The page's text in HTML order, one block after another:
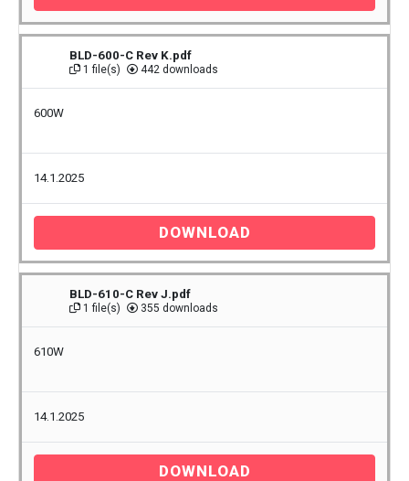
BLD-600-C Rev K.pdf
1 file(s) 442 downloads
600W
14.1.2025
DOWNLOAD
BLD-610-C Rev J.pdf
1 file(s) 355 downloads
610W
14.1.2025
DOWNLOAD